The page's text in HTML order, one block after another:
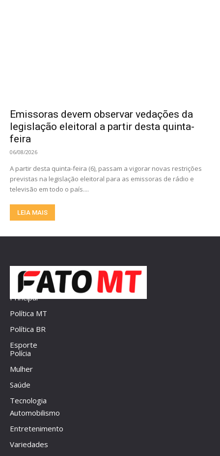
Emissoras devem observar vedações da
legislação eleitoral a partir desta quinta-
feira
06/08/2026
A partir desta quinta-feira (6), passam a vigorar novas restrições
previstas na legislação eleitoral para as emissoras de rádio e
televisão em todo o país....
LEIA MAIS
Principal
Política MT
Política BR
Esporte
Polícia
Mulher
Saúde
Tecnologia
Automobilismo
Entretenimento
Variedades